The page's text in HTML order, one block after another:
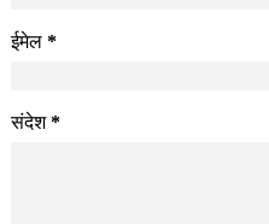
ईमेल *
संदेश*